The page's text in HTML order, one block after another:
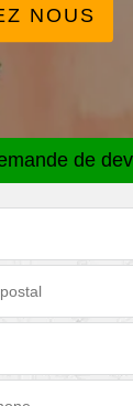
NOUS
de